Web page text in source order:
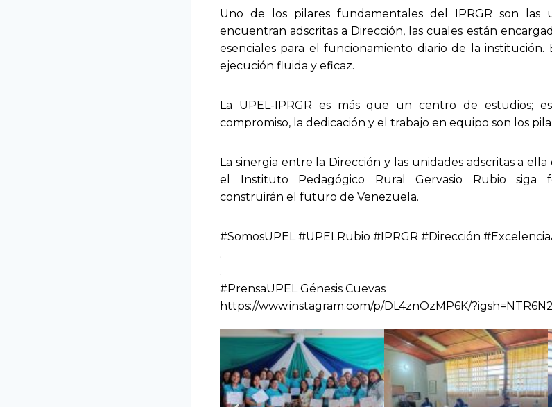
Uno de los pilares fundamentales del IPRGR son las
encuentran adscritas a Dirección, las cuales están
esenciales para el funcionamiento diario de la
ejecución fluida y eficaz.
La UPEL-IPRGR es más que un centro de estudios;
compromiso, la dedicación y el trabajo en equipo son los
La sinergia entre la Dirección y las unidades adscritas a
el Instituto Pedagógico Rural Gervasio Rubio siga
construirán el futuro de Venezuela.
#SomosUPEL #UPELRubio #IPRGR #Dirección
.
.
#PrensaUPEL Génesis Cuevas
https://www.instagram.com/p/DL4znOzMP6K/